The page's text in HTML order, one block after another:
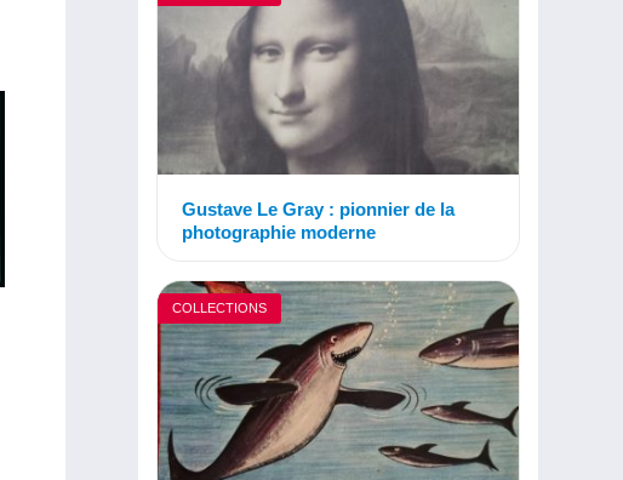
Gustave Le Gray : pionnier de la
photographie moderne
COLLECTIONS